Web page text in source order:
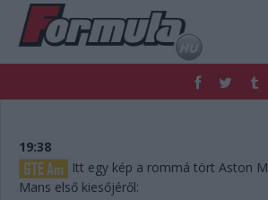
FORMULA
NEMZETKÖZI
HAZAI
RETRO
19:38
Itt egy kép a rommá tört Aston
Mans első kiesőjéről: